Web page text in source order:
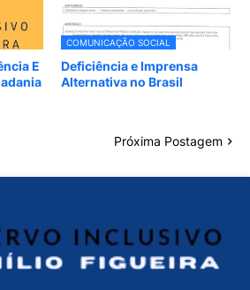
E
COMUNICAÇÃO SOCIAL
Deficiência e Imprensa
Alternativa no Brasil
Próxima Postagem